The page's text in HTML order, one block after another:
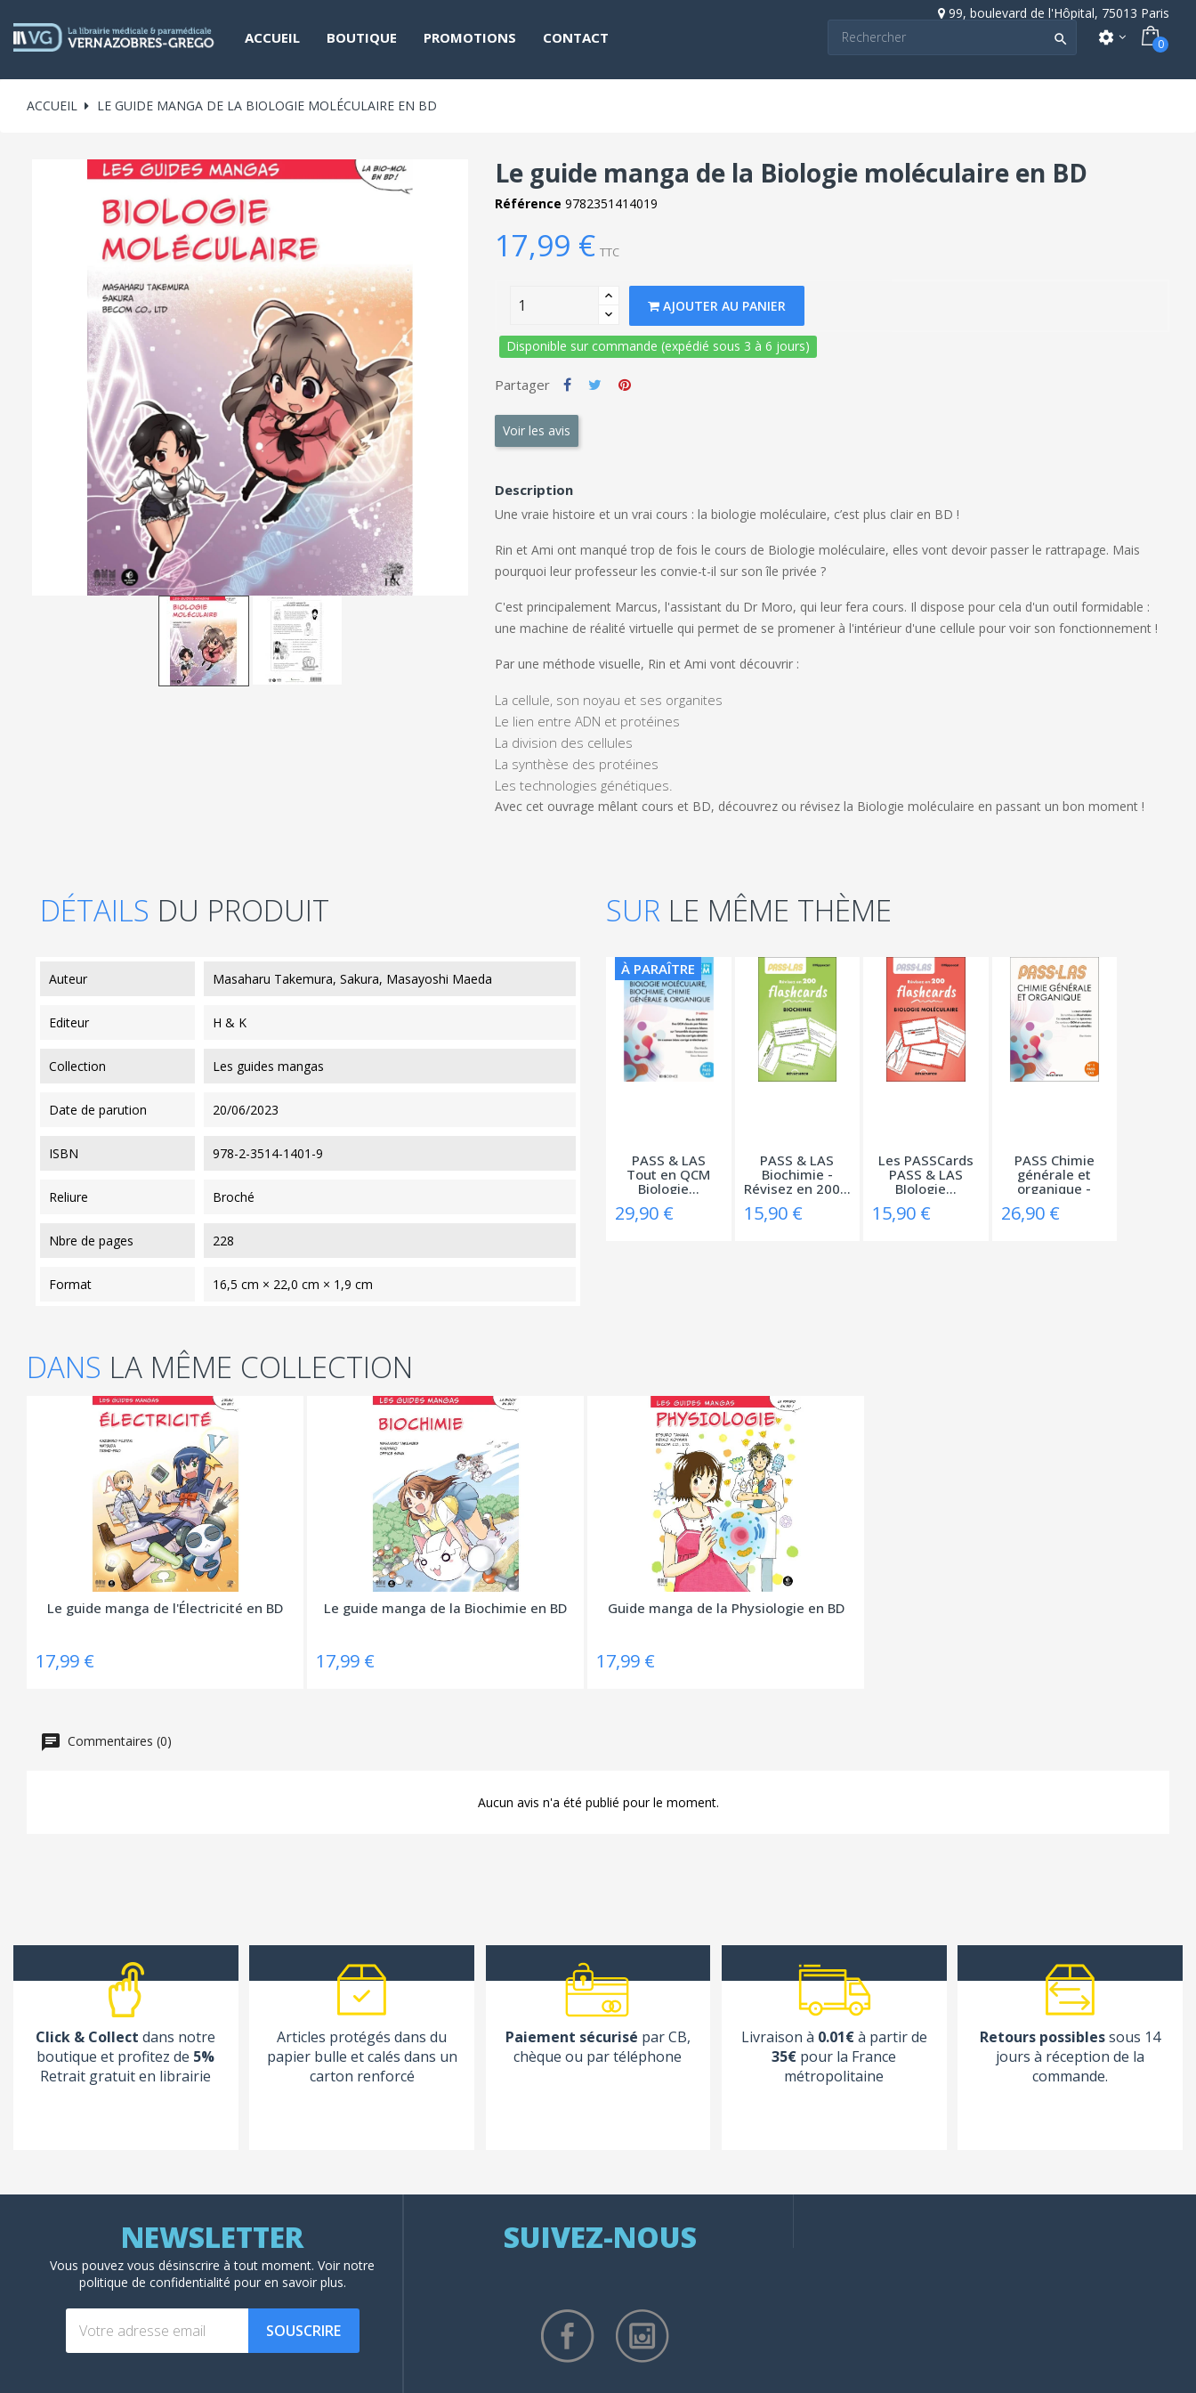
99, boulevard de l'Hôpital, 75013 Paris
ACCUEIL BOUTIQUE PROMOTIONS CONTACT  settings 0
ACCUEIL LE GUIDE MANGA DE LA BIOLOGIE MOLÉCULAIRE EN BD
Le guide manga de la Biologie moléculaire en BD
Référence 9782351414019
17,99 € TTC
AJOUTER AU PANIER
Disponible sur commande (expédié sous 3 à 6 jours)
Partager
Voir les avis
Description
Une vraie histoire et un vrai cours : la biologie moléculaire, c’est plus clair en BD !
Rin et Ami ont manqué trop de fois le cours de Biologie moléculaire, elles vont devoir passer le rattrapage. Mais
pourquoi leur professeur les convie-t-il sur son île privée ?
C'est principalement Marcus, l'assistant du Dr Moro, qui leur fera cours. Il dispose pour cela d'un outil formidable :
une machine de réalité virtuelle qui permet de se promener à l'intérieur d'une cellule pour voir son fonctionnement !
Par une méthode visuelle, Rin et Ami vont découvrir :
La cellule, son noyau et ses organites
Le lien entre ADN et protéines
La division des cellules
La synthèse des protéines
Les technologies génétiques.
Avec cet ouvrage mêlant cours et BD, découvrez ou révisez la Biologie moléculaire en passant un bon moment !
DÉTAILS DU PRODUIT
auteur Masaharu Takemura, Sakura, Masayoshi Maeda
editeur H & K
collection Les guides mangas
date de parution 20/06/2023
ISBN 978-2-3514-1401-9
reliure Broché
nbre de pages 228
format 16,5 cm × 22,0 cm × 1,9 cm
SUR LE MÊME THÈME
À PARAÎTRE
PASS & LAS
Tout en QCM
Biologie...
29,90 €
PASS & LAS
Biochimie -
Révisez en 200...
15,90 €
Les PASSCards
PASS & LAS
BIologie...
15,90 €
PASS Chimie
générale et
organique -
26,90 €
DANS LA MÊME COLLECTION
Le guide manga de l'Électricité en BD
17,99 €
Le guide manga de la Biochimie en BD
17,99 €
Guide manga de la Physiologie en BD
17,99 €
Commentaires (0)
Aucun avis n'a été publié pour le moment.
Click & Collect dans notre
boutique et profitez de 5%
Retrait gratuit en librairie
Articles protégés dans du
papier bulle et calés dans un
carton renforcé
Paiement sécurisé par CB,
chèque ou par téléphone
Livraison à 0.01€à partir de
35€ pour la France
métropolitaine
Retours possiblessous 14
jours à réception de la
commande.
Vous pouvez vous désinscrire à tout moment. Voirnotre
politique de confidentialité pour en savoir plus.
SOUSCRIRE
SUIVEZ-NOUS